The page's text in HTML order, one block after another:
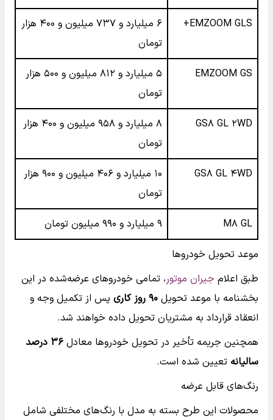
EMZOOM GLS+
۶ میلیارد و ۷۳۷ میلیون و ۴۰۰ هزار
تومان
EMZOOM GS
۵ میلیارد و ۸۱۲ میلیون و ۵۰۰ هزار
تومان
GS۸ GL ۲WD
۸ میلیارد و ۹۵۸ میلیون و ۴۰۰ هزار
تومان
GS۸ GL ۴WD
۱۰ میلیارد و ۴۰۶ میلیون و ۹۰۰ هزار
تومان
M۸ GL ۹ میلیارد و ۹۹۰ میلیون تومان
موعد تحویل خودروها
طبق اعلام جیران موتور، تمامی خودروهای عرضه‌شده در این
بخشنامه با موعد تحویل ۹۰ روز کاری
پس از تکمیل وجه و
انعقاد قرارداد به مشتریان تحویل داده خواهند شد.
همچنین جریمه تأخیر در تحویل خودروها معادل
۳۶ درصد
سالیانه تعیین شده است.
رنگ‌های قابل عرضه
محصولات این طرح بسته به مدل با رنگ‌های مختلفی شامل